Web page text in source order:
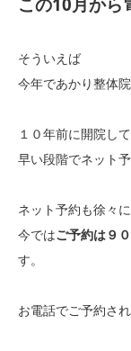
そういえば
今年であかり整体
１０年前に開院して
早い段階でネット
ネット予約も徐々
今ではご予約は９
す。
お電話でご予約さ